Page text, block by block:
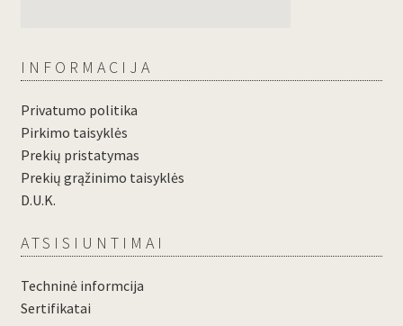
INFORMACIJA
Privatumo politika
Pirkimo taisyklės
Prekių pristatymas
Prekių grąžinimo taisyklės
D.U.K.
ATSISIUNTIMAI
Techninė informcija
Sertifikatai